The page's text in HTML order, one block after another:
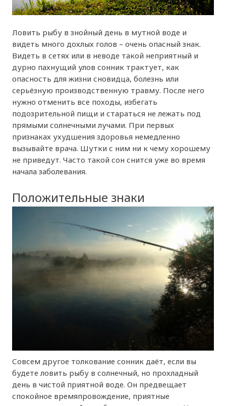
Ловить рыбу в знойный день в мутной воде и
видеть много дохлых голов – очень опасный знак.
Видеть в сетях или в неводе такой неприятный и
дурно пахнущий улов сонник трактует, как
опасность для жизни сновидца, болезнь или
серьёзную производственную травму. После него
нужно отменить все походы, избегать
подозрительной пищи и стараться не лежать под
прямыми солнечными лучами. При первых
признаках ухудшения здоровья немедленно
вызывайте врача. Шутки с ним ни к чему хорошему
не приведут. Часто такой сон снится уже во время
начала заболевания.
Положительные знаки
Совсем другое толкование сонник даёт, если вы
будете ловить рыбу в солнечный, но прохладный
день в чистой приятной воде. Он предвещает
спокойное времяпровождение, приятные